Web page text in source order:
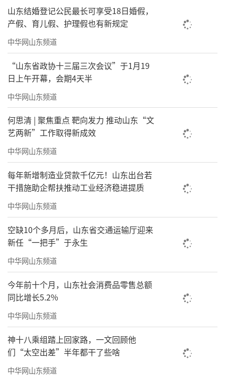
山东结婚登记公民最长可享受18日婚假，
产假、育儿假、护理假也有新规定
中华网山东频道
“山东省政协十三届三次会议”于1月19
日上午开幕，会期4天半
中华网山东频道
何思清 | 聚焦重点 靶向发力 推动山东“文
艺两新”工作取得新成效
中华网山东频道
每年新增制造业贷款千亿元！山东出台若
干措施助企帮扶推动工业经济稳进提质
中华网山东频道
空缺10个多月后，山东省交通运输厅迎来
新任“一把手”于永生
中华网山东频道
今年前十个月，山东社会消费品零售总额
同比增长5.2%
中华网山东频道
神十八乘组踏上回家路，一文回顾他
们“太空出差”半年都干了些啥
中华网山东频道